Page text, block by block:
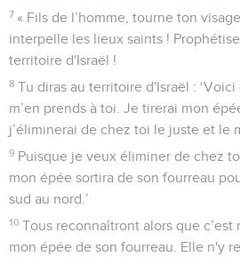
7 « Fils de l’homme, tourne ton
interpelle les lieux saints !
territoire d'Israël !
8 Tu diras au territoire d'Israël :
m’en prends à toi. Je tirerai mon
j’éliminerai de chez toi le juste et le
9 Puisque je veux éliminer de chez
mon épée sortira de son fourreau
sud au nord.’
10 Tous reconnaîtront alors que
mon épée de son fourreau. Elle n'y